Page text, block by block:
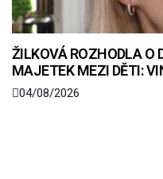
ŽILKOVÁ ROZHODLA O
MAJETEK MEZI DĚTI:
04/08/2026